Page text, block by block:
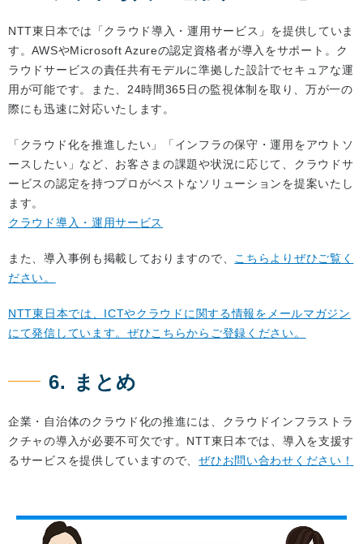
NTT東日本では「クラウド導入・運用サービス」を提供していま
す。AWSやMicrosoft Azureの認定資格者が導入をサポート。ク
ラウドサービスの責任共有モデルに準拠した設計でセキュアな運
用が可能です。また、24時間365日の監視体制を取り、万が一の
際にも迅速に対応いたします。
「クラウド化を推進したい」「インフラの保守・運用をアウトソ
ースしたい」など、お客さまの課題や状況に応じて、クラウドサ
ービスの認定を持つプロがベストなソリューションを提案いたし
ます。
クラウド導入・運用サービス
また、導入事例も掲載しておりますので、
こちらよりぜひご覧く
ださい。
NTT東日本では、ICTやクラウドに関する情報をメールマガジン
にて発信しています。ぜひこちらからご登録ください。
6. まとめ
企業・自治体のクラウド化の推進には、クラウドインフラストラ
クチャの導入が必要不可欠です。NTT東日本では、導入を支援す
るサービスを提供していますので、ぜひお問い合わせください！